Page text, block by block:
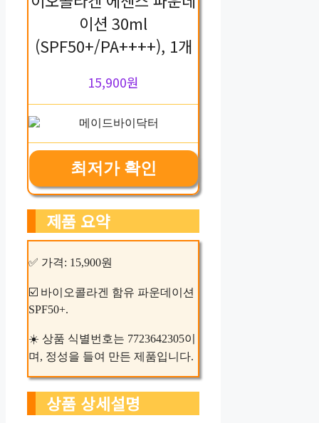
이션 30ml
(SPF50+/PA++++), 1개
15,900원
최저가 확인
제품 요약
✅ 가격: 15,900원
☑️ 바이오콜라겐 함유 파운데이션
SPF50+.
☀️ 상품 식별번호는 7723642305이
며, 정성을 들여 만든 제품입니다.
상품 상세설명